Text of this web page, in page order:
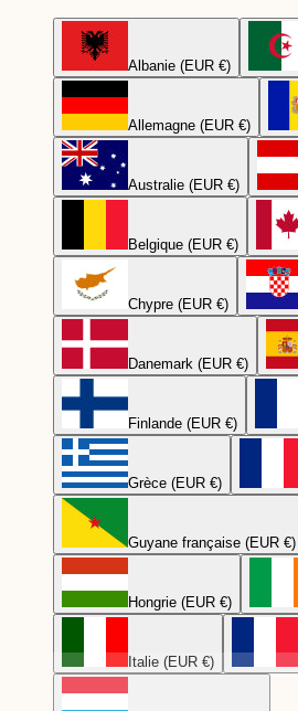
Albanie (EUR €)
Allemagne (EUR €)
Australie (EUR €)
Belgique (EUR €)
Chypre (EUR €)
Danemark (EUR €)
Finlande (EUR €)
Grèce (EUR €)
Guyane française (EUR €)
Hongrie (EUR €)
Italie (EUR €)